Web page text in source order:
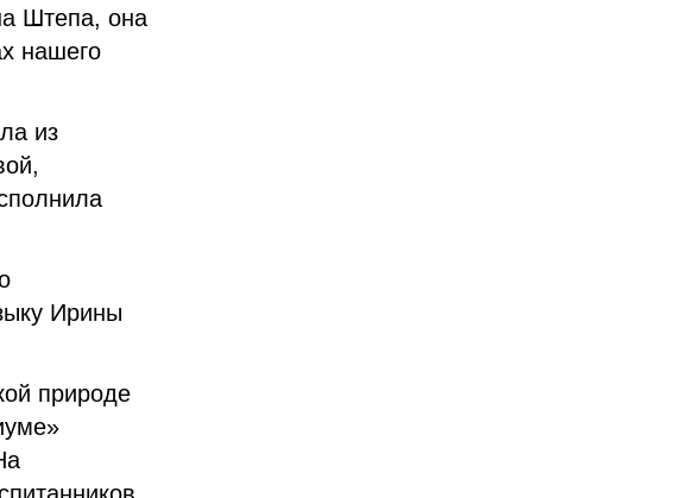
Штепа, она
нашего
из
Ирины
природе